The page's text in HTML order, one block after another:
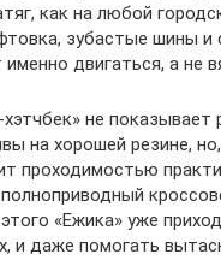
как на любой
зубастые шины и
двигаться, а не
не показывает
на хорошей резине,
проходимостью
«Ежика» уже
и даже помогать